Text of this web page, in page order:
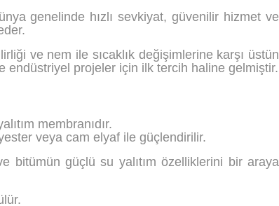
genelinde hızlı sevkiyat, güvenilir hizmet ve
ve nem ile sıcaklık değişimlerine karşı üstün
endüstriyel projeler için ilk tercih haline gelmiştir.
membranıdır.
veya cam elyaf ile güçlendirilir.
bitümün güçlü su yalıtım özelliklerini bir araya